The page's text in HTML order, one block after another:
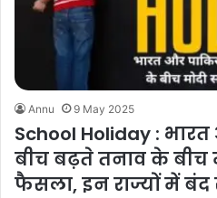
Annu 9 May 2025
School Holiday :
बीच बढ़ते तनाव के बीच
फैसला, इन राज्यों में